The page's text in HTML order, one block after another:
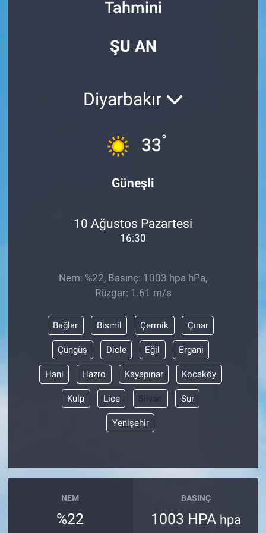
Tahmini
ŞU AN
Diyarbakır
33°
Güneşli
10 Ağustos Pazartesi
16:30
Nem: %22, Basınç: 1003 hpa hPa,
Rüzgar: 1.61 m/s
Bağlar Bismil Çermik Çınar
Çüngüş Dicle Eğil Ergani
Hani Hazro Kayapınar Kocaköy
Kulp Lice Silvan Sur
Yenişehir
NEM
%22
BASINÇ
1003 HPA hpa